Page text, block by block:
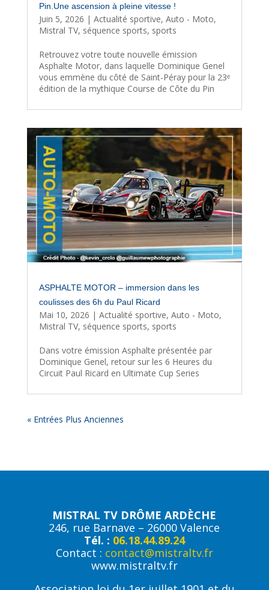
Pin.Une ascension à pleine vitesse !
Juin 5, 2026 | Actualité sportive, Auto - Moto,
Mistral TV, séquence sports, sports
Retrouvez votre toute nouvelle émission
Asphalte Motor, dans laquelle Dominique Genel
vous emmène du côté de Saint-Péray pour la 23ᵉ
édition de la mythique Course de Côte du Pin
ASPHALTE MOTOR – immersion dans les
coulisses des 6h du Paul Ricard
Mai 10, 2026 | Actualité sportive, Auto - Moto,
Mistral TV, séquence sports, sports
Dans votre émission Asphalte présentée par
Dominique Genel, retour sur les 6 Heures du
Circuit Paul Ricard en Ultimate Cup Series
« Entrées Plus Anciennes
MISTRAL TV DRÔME ARDÈCHE
246, rue Barnave – 26000 Valence
Tél. : 06.18.44.89.24
Contact : contact@mistraltv.fr
www.mistraltv.fr